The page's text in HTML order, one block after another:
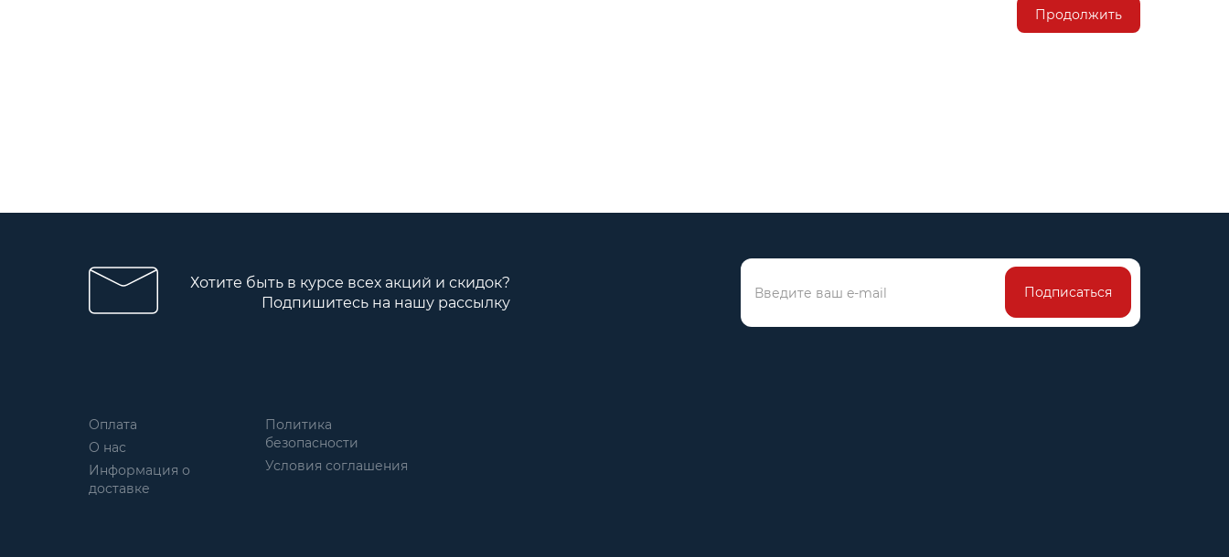
Продолжить
Хотите быть в курсе всех акций и скидок?
Подпишитесь на нашу рассылку
Подписаться
Оплата
О нас
Информация о
доставке
Политика
безопасности
Условия соглашения